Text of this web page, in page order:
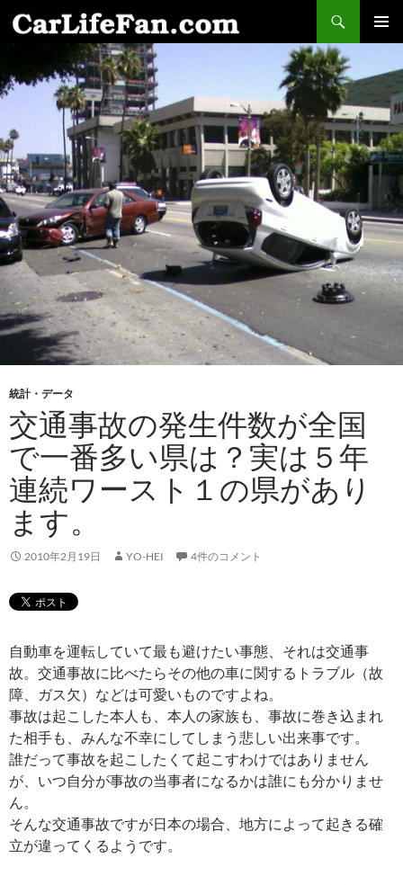
索コ
テ
ン
へ
ス
キ
ッ
プ
統計・データ
交通事故の発生件数が全国
で一番多い県は？実は５年
連続ワースト１の県があり
ます。
2010年2月19日 YO-HEI 4件のコメント
自動車を運転していて最も避けたい事態、それは交通事
故。交通事故に比べたらその他の車に関するトラブル（故
障、ガス欠）などは可愛いものですよね。
事故は起こした本人も、本人の家族も、事故に巻き込まれ
た相手も、みんな不幸にしてしまう悲しい出来事です。
誰だって事故を起こしたくて起こすわけではありません
が、いつ自分が事故の当事者になるかは誰にも分かりませ
ん。
そんな交通事故ですが日本の場合、地方によって起きる確
立が違ってくるようです。